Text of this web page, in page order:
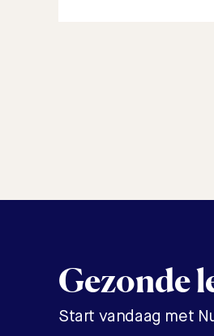
Gezonde
Start vandaag met